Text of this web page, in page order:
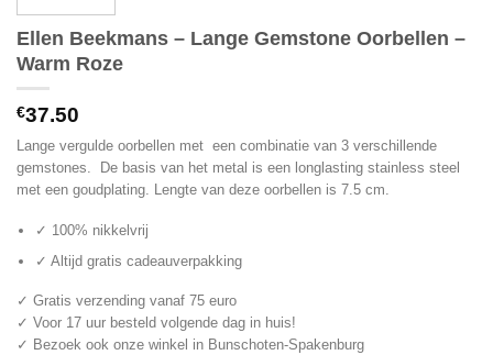
Ellen Beekmans – Lange Gemstone Oorbellen –
Warm Roze
€37.50
Lange vergulde oorbellen met een combinatie van 3 verschillende
gemstones. De basis van het metal is een longlasting stainless steel
met een goudplating. Lengte van deze oorbellen is 7.5 cm.
✓ 100% nikkelvrij
✓ Altijd gratis cadeauverpakking
✓ Gratis verzending vanaf 75 euro
✓ Voor 17 uur besteld volgende dag in huis!
✓ Bezoek ook onze winkel in Bunschoten-Spakenburg